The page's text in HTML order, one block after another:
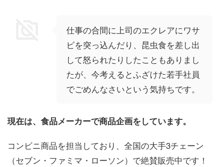
仕事の合間に上司のエクレアにワサ
ビを突っ込んだり、昆虫食を差し出
して怒られたりしたこともありまし
たが、今考えるとふざけた若手社員
でごめんなさいという気持ちです。
現在は、食品メーカーで商品企画をしています。
コンビニ商品を担当しており、全国の大手3チェーン
（セブン・ファミマ・ローソン）で絶賛販売中です！